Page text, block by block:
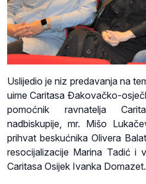
Uslijedio je niz predavanja na
uime Caritasa Đakovačko-
pomoćnik ravnatelja
nadbiskupije, mr. Mišo
prihvat beskućnika Olivera
resocijalizacije Marina Tadić i
Caritasa Osijek Ivanka Domazet.